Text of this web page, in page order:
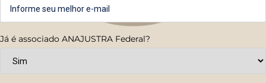
Já é associado ANAJUSTRA Federal?